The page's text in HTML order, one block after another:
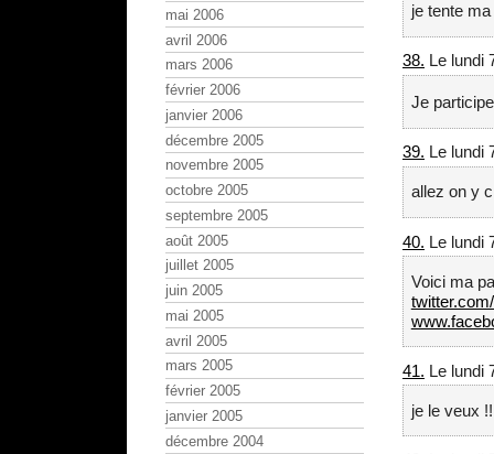
je tente
38. Le lundi
Je
39. Le lundi
allez on y
40. Le lundi
Voici ma
41. Le lundi
je le veux
mai 2006
avril 2006
mars 2006
février 2006
janvier 2006
décembre 2005
novembre 2005
octobre 2005
septembre 2005
août 2005
juillet 2005
juin 2005
mai 2005
avril 2005
mars 2005
février 2005
janvier 2005
décembre 2004